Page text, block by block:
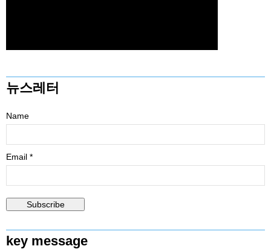
뉴스레터
Name
Email *
key message